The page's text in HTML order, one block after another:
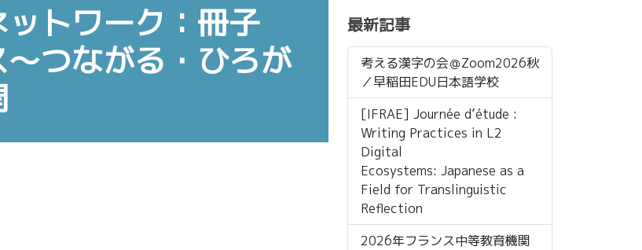
トワーク：冊子
～つながる・ひろが
最新記事
考える漢字の会＠Zoom2026秋
／早稲田EDU日本語学校
[IFRAE] Journée d’étude :
Writing Practices in L2
Digital
Ecosystems: Japanese as a
Field for Translinguistic
Reflection
2026年フランス中等教育機関